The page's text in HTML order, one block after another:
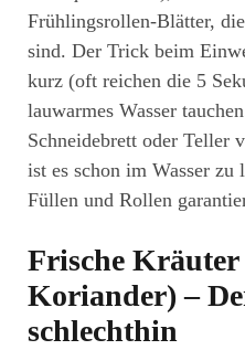
Frühlingsrollen-Blätter,
sind. Der Trick beim
kurz (oft reichen die 5
lauwarmes Wasser
Schneidebrett oder Teller
ist es schon im Wasser
Füllen und Rollen
Frische
Koriander) –
schlechthin